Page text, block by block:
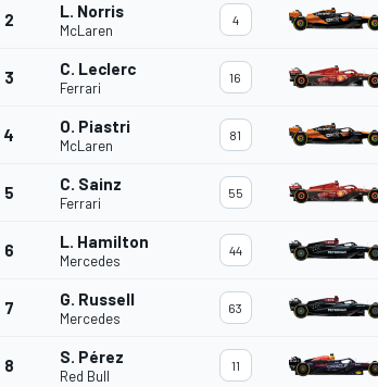
FÓRMULA E
2 L. Norris
McLaren
4
3 C. Leclerc
Ferrari
16
4 O. Piastri
McLaren
81
5 C. Sainz
Ferrari
55
6 L. Hamilton
Mercedes
44
7 G. Russell
Mercedes
63
8 S. Pérez
Red Bull
11